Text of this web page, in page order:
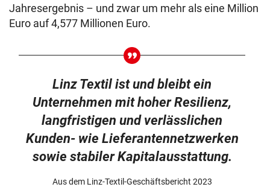
Jahresergebnis – und zwar um mehr als eine Million
Euro auf 4,577 Millionen Euro.
Linz Textil ist und bleibt ein
Unternehmen mit hoher Resilienz,
langfristigen und verlässlichen
Kunden- wie Lieferantennetzwerken
sowie stabiler Kapitalausstattung.
Aus dem Linz-Textil-Geschäftsbericht 2023